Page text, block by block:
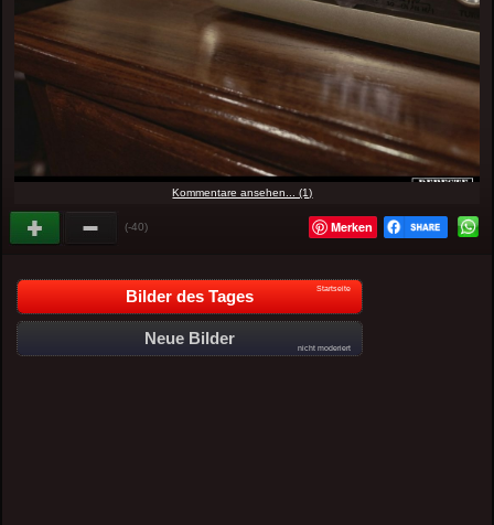
Kommentare ansehen... (1)
(-40) Merken
Bilder des Tages Startseite
Neue Bilder
nicht moderiert